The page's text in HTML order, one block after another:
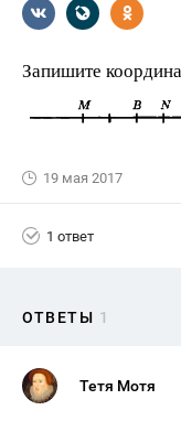
Запишите
19 мая 2017
1 ответ
ОТВЕТЫ 1
Тетя Мотя